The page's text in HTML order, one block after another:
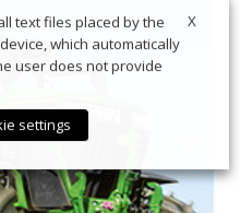
X
text files placed by the
which automatically
user does not provide
settings